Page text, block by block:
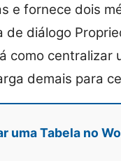
e fornece dois
de diálogo
como centralizar
demais para
uma Tabela no